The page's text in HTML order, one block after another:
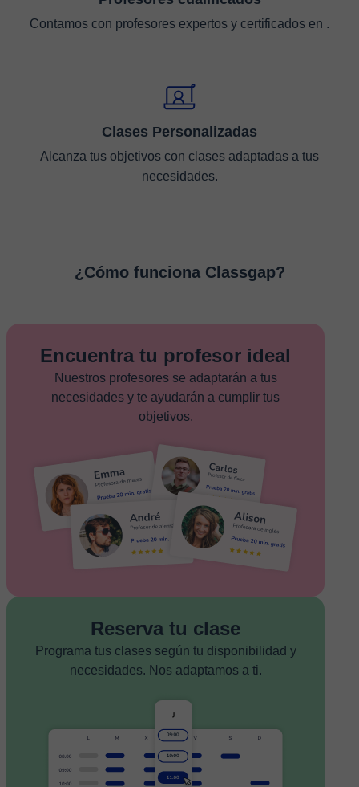
Contamos con profesores expertos y certificados en .
Clases Personalizadas
Alcanza tus objetivos con clases adaptadas a tus
necesidades.
¿Cómo funciona Classgap?
Encuentra tu profesor ideal
Nuestros profesores se adaptarán a tus
necesidades y te ayudarán a cumplir tus
objetivos.
Reserva tu clase
Programa tus clases según tu disponibilidad y
necesidades. Nos adaptamos a ti.